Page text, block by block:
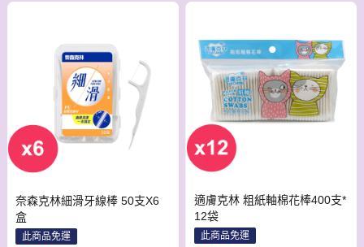
奈森克林細滑牙線棒 50支X6
盒
此商品免運
適膚克林 粗紙軸棉花棒400支*
12袋
此商品免運